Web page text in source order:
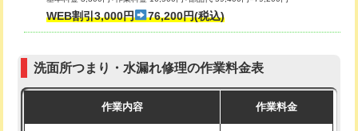
マス交換（深さ50㎝以上）
モルタル補修（厚さ10㎝まで） 27,500円
式・ワンホール）)
（P/S/ポップアップ））
交換・取付（その他部品） 11,000円+材料費
持込商品取付（単水栓） 13,200円
WEB割引3,000円 76,200円(税込)
洗面所つまり・水漏れ修理の作業料金表
作業内容 作業料金